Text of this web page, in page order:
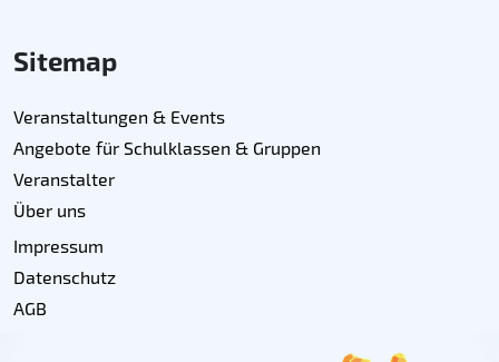
Sitemap
Veranstaltungen & Events
Angebote für Schulklassen & Gruppen
Veranstalter
Über uns
Impressum
Datenschutz
AGB